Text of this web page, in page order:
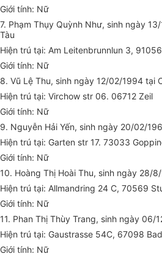
Giới tính: Nữ
7. Phạm Thụy Quỳnh Như, sinh ngày
Tàu
Hiện trú tại: Am Leitenbrunnlun 3,
Giới tính: Nữ
8. Vũ Lệ Thu, sinh ngày 12/02/1994 tại
Hiện trú tại: Virchow str 06. 06712 Zeil
Giới tính: Nữ
9. Nguyễn Hải Yến, sinh ngày 20/02/
Hiện trú tại: Garten str 17. 73033
Giới tính: Nữ
10. Hoàng Thị Hoài Thu, sinh ngày 28/
Hiện trú tại: Allmandring 24 C, 70569
Giới tính: Nữ
11. Phan Thị Thùy Trang, sinh ngày 06/
Hiện trú tại: Gaustrasse 54C, 67098
Giới tính: Nữ